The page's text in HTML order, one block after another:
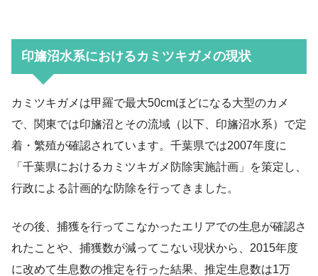
印旛沼水系におけるカミツキガメの現状
カミツキガメは甲羅で最大50cmほどになる大型のカメ
で、関東では印旛沼とその流域（以下、印旛沼水系）で定
着・繁殖が確認されています。千葉県では2007年度に
「千葉県におけるカミツキガメ防除実施計画」を策定し、
行政による計画的な防除を行ってきました。
その後、捕獲を行ってこなかったエリアでの生息が確認さ
れたことや、捕獲数が減ってこない現状から、2015年度
に改めて生息数の推定を行った結果、推定生息数は1万